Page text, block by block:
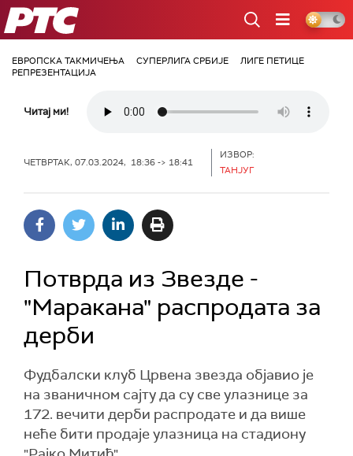
РТС
ЕВРОПСКА ТАКМИЧЕЊА СУПЕРЛИГА СРБИЈЕ
ЛИГЕ ПЕТИЦЕ
РЕПРЕЗЕНТАЦИЈА
Читај ми!
ЧЕТВРТАК, 07.03.2024, 18:36 -> 18:41
ИЗВОР:
ТАНЈУГ
Потврда из Звезде -
"Маракана" распродата за
дерби
Фудбалски клуб Црвена звезда објавио је
на званичном сајту да су све улазнице за
172. вечити дерби распродате и да више
неће бити продаје улазница на стадиону